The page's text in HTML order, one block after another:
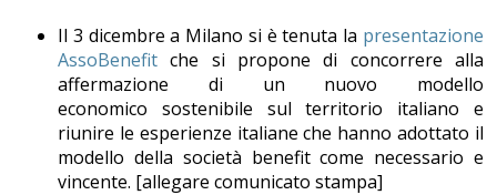
Il 3 dicembre a Milano si è tenuta la presentazione
AssoBenefit che si propone di concorrere alla
affermazione di un nuovo modello
economico sostenibile sul territorio italiano e
riunire le esperienze italiane che hanno adottato il
modello della società benefit come necessario e
vincente. [allegare comunicato stampa]